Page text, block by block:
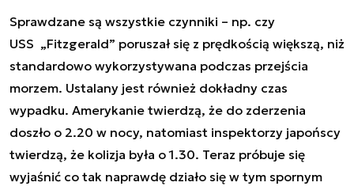
Sprawdzane są wszystkie czynniki – np. czy
USS „Fitzgerald” poruszał się z prędkością większą, niż
standardowo wykorzystywana podczas przejścia
morzem. Ustalany jest również dokładny czas
wypadku. Amerykanie twierdzą, że do zderzenia
doszło o 2.20 w nocy, natomiast inspektorzy japońscy
twierdzą, że kolizja była o 1.30. Teraz próbuje się
wyjaśnić co tak naprawdę działo się w tym spornym